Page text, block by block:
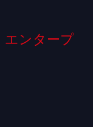
エンタープ